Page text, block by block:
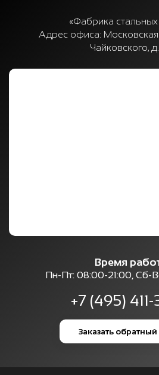
«Фабрика
Адрес офиса: Московская
Чайковского,
Время
Пн-Пт: 08:00-21:00, Сб-
+7 (495)
Заказать